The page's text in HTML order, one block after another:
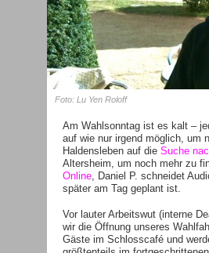
Foto: Lu Yen Roloff
Am Wahlsonntag ist es kalt –
auf wie nur irgend möglich, um
Haldensleben auf die Suche
Altersheim, um noch mehr zu
Online, Daniel P. schneidet
später am Tag geplant ist.
Vor lauter Arbeitswut (interne
wir die Öffnung unseres
Gäste im Schlosscafé und